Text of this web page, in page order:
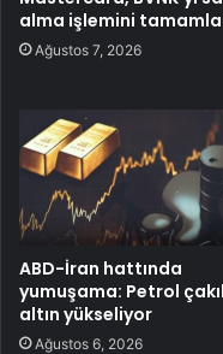
alma işlemini
Ağustos 7, 2026
ABD-İran hattında
yumuşama: Petrol
altın yükseliyor
Ağustos 6, 2026